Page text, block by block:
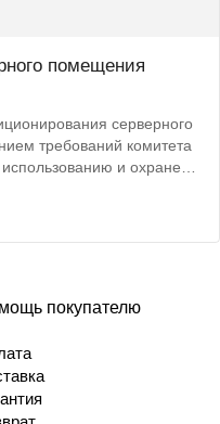
помещения
серверного
требований комитета
и охране
покупателю